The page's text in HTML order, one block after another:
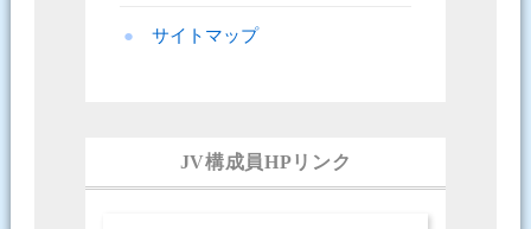
サイトマップ
JV構成員HPリンク